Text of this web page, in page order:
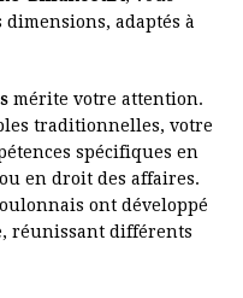
adaptés à
mérite votre attention.
traditionnelles, votre
spécifiques en
en droit des affaires.
ont développé
réunissant différents